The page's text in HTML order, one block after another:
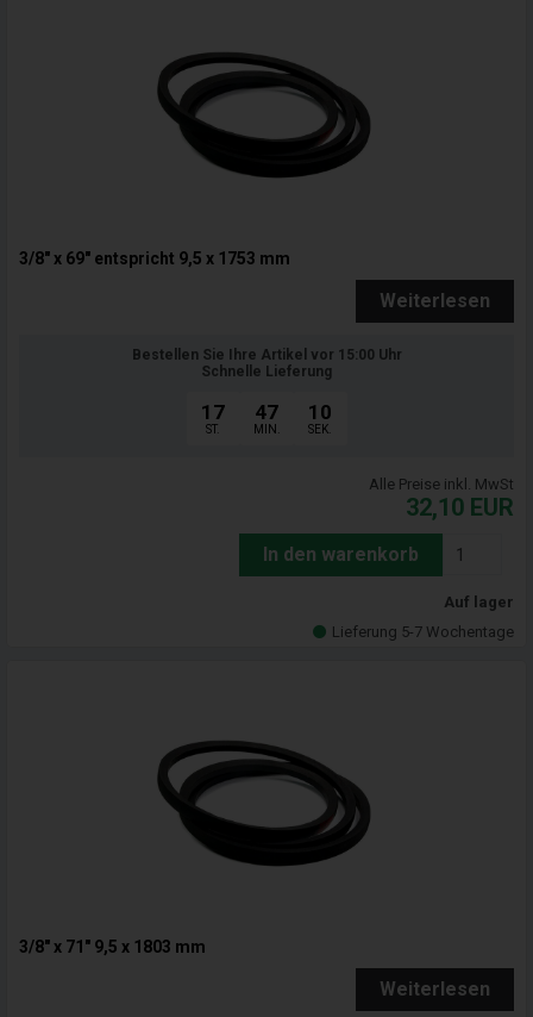
3/8" x 69" entspricht 9,5 x 1753 mm
Weiterlesen
Bestellen Sie Ihre Artikel vor 15:00 Uhr
Schnelle Lieferung
17
ST.
47
MIN.
09
SEK.
Alle Preise inkl. MwSt
32,10 EUR
In den warenkorb
Auf lager
Lieferung 5-7 Wochentage
3/8" x 71" 9,5 x 1803 mm
Weiterlesen